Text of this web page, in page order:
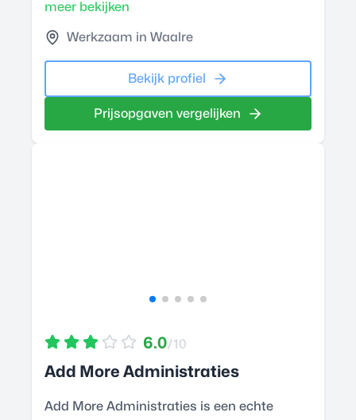
meer bekijken
Werkzaam in Waalre
Bekijk profiel
Prijsopgaven vergelijken
6.0/10
Add More Administraties
Add More Administraties is een echte